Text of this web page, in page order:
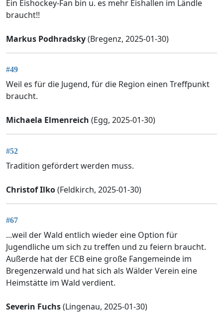
Ein Eishockey-Fan bin u. es mehr Eishallen im Ländle
braucht!!
Markus Podhradsky(Bregenz, 2025-01-30)
#49
Weil es für die Jugend, für die Region einen Treffpunkt
braucht.
Michaela Elmenreich (Egg, 2025-01-30)
#52
Tradition gefördert werden muss.
Christof Ilko(Feldkirch, 2025-01-30)
#67
...weil der Wald entlich wieder eine Option für
Jugendliche um sich zu treffen und zu feiern braucht.
Außerde hat der ECB eine große Fangemeinde im
Bregenzerwald und hat sich als Wälder Verein eine
Heimstätte im Wald verdient.
Severin Fuchs(Lingenau, 2025-01-30)